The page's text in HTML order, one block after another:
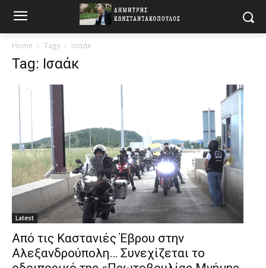
Home Tags Ισαάκ
Tag: Ισαάκ
Latest
Από τις Καστανιές Έβρου στην
Αλεξανδρούπολη… Συνεχίζεται το